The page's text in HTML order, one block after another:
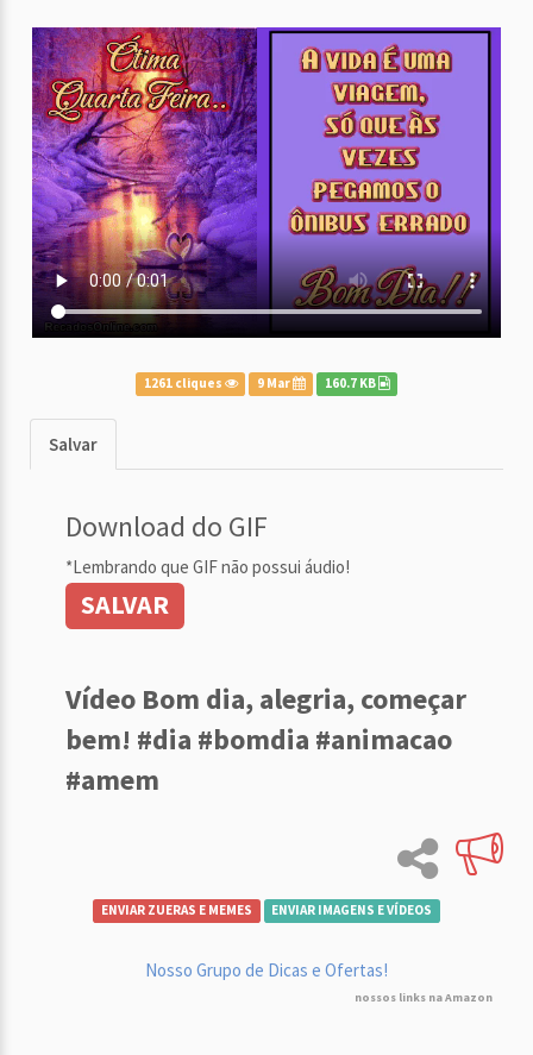
1261 cliques 9 Mar 160.7 KB
Salvar
Download do GIF
*Lembrando que GIF não possui áudio!
SALVAR
Vídeo Bom dia, alegria, começar
bem! #dia #bomdia #animacao
#amem
ENVIAR ZUERAS E MEMES ENVIAR IMAGENS E VÍDEOS
Nosso Grupo de Dicas e Ofertas!
nossos links na Amazon